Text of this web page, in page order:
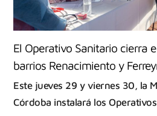
El Operativo Sanitario cierra
barrios Renacimiento y
Este jueves 29 y viernes 30, la
Córdoba instalará los